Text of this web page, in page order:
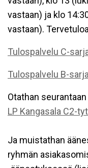
vastaan) ja klo
vastaan).
Tulospalvelu C-
Tulospalvelu B-
Otathan
LP Kangasala C2-
Ja muistathan
ryhmän